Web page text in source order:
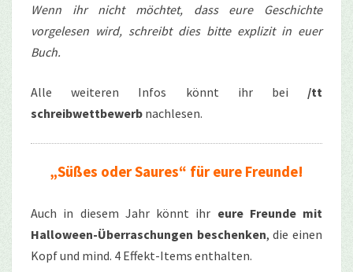
Wenn ihr nicht möchtet, dass eure Geschichte
vorgelesen wird, schreibt dies bitte explizit in euer
Buch.
Alle weiteren Infos könnt ihr bei /tt
schreibwettbewerb nachlesen.
„Süßes oder Saures“ für eure Freunde!
Auch in diesem Jahr könnt ihr eure Freunde mit
Halloween-Überraschungen beschenken, die einen
Kopf und mind. 4 Effekt-Items enthalten.